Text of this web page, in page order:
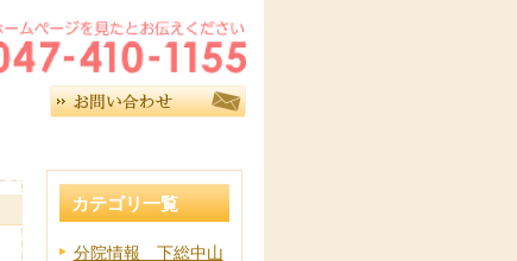
カテゴリ一覧
分院情報 下総中山